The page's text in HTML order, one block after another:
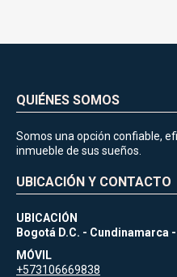
QUIÉNES SOMOS
Somos una opción confiable,
inmueble de sus sueños.
UBICACIÓN Y CONTACTO
UBICACIÓN
Bogotá D.C. - Cundinamarca
MÓVIL
+573106669838